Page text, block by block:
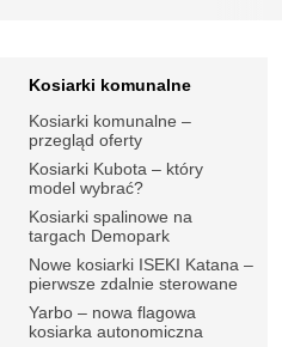
Kosiarki komunalne
Kosiarki komunalne –
przegląd oferty
Kosiarki Kubota – który
model wybrać?
Kosiarki spalinowe na
targach Demopark
Nowe kosiarki ISEKI Katana –
pierwsze zdalnie sterowane
Yarbo – nowa flagowa
kosiarka autonomiczna